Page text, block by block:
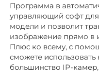
Программа в
управляющий софт
модели и позволит
изображение прямо в
Плюс ко всему, с
сможете
большинство IP-